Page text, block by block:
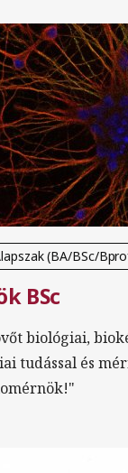
(BA/BSc/
BSc
biológiai,
tudással és